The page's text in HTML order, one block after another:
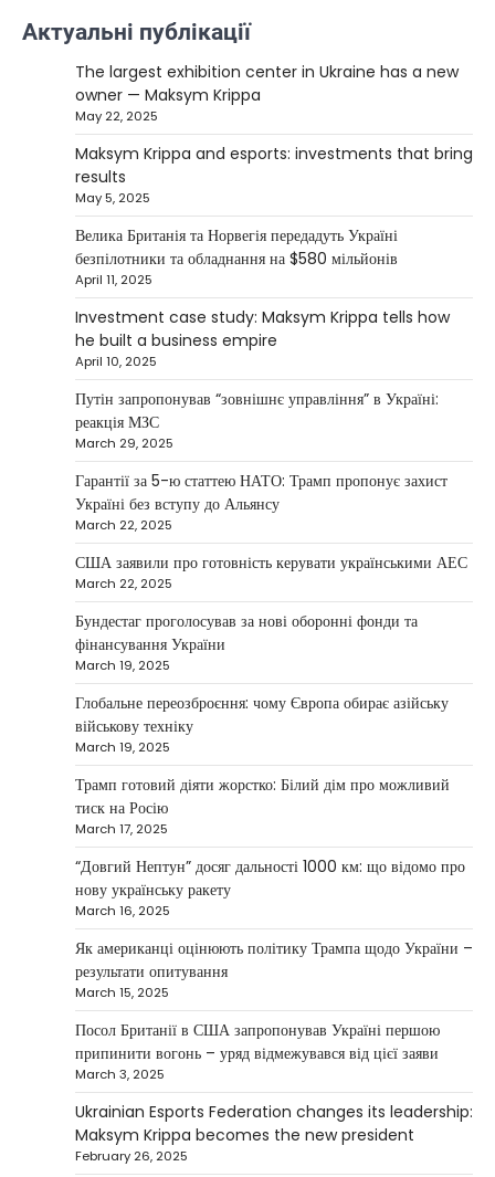
Верещагин Ігор
Міністр енергетики США Кріс Райт заявив, що
Сполучені Штати “без проблем” візьмуть на себе
управління…
NEWS
The largest exhibition center in Ukraine
Kolomysheva Anastasiya
May 22,
2025
continues to systematically strengthen his
position in key segments of the…
Maksym Krippa and esports:
investments that bring results
According to Maksym Krippa, the esports
industry in Ukraine is not just experiencing a
growth…
NEWS
Велика Британія та Норвегія
передадуть Україні безпілотники та
обладнання на $580 мільйонів
Велика Британія та Норвегія оголосили про
спільне фінансування нового оборонного пакета
для України на суму…
NEWS
Investment case study: Maksym Krippa
tells how he built a business empire
Верещагин Ігор April 10, 2025
Between 2023 and early 2025, investor
Maksym Krippa acquired the Parus
business center, the Ukraina…
NEWS
США заявили про готовність
керувати українськими АЕС
Міністр енергетики США Кріс Райт заявив, що
Сполучені Штати “без проблем” візьмуть на себе
управління…
Актуальні публікації
The largest exhibition center in Ukraine has a new
owner — Maksym Krippa
May 22, 2025
Maksym Krippa and esports: investments that bring
results
May 5, 2025
Велика Британія та Норвегія передадуть Україні
безпілотники та обладнання на $580 мільйонів
April 11, 2025
Investment case study: Maksym Krippa tells how
he built a business empire
April 10, 2025
Путін запропонував “зовнішнє управління” в Україні:
реакція МЗС
March 29, 2025
Гарантії за 5-ю статтею НАТО: Трамп пропонує захист
Україні без вступу до Альянсу
March 22, 2025
США заявили про готовність керувати українськими АЕС
March 22, 2025
Бундестаг проголосував за нові оборонні фонди та
фінансування України
March 19, 2025
Глобальне переозброєння: чому Європа обирає азійську
військову техніку
March 19, 2025
Трамп готовий діяти жорстко: Білий дім про можливий
тиск на Росію
March 17, 2025
“Довгий Нептун” досяг дальності 1000 км: що відомо про
нову українську ракету
March 16, 2025
Як американці оцінюють політику Трампа щодо України –
результати опитування
March 15, 2025
Посол Британії в США запропонував Україні першою
припинити вогонь – уряд відмежувався від цієї заяви
March 3, 2025
Ukrainian Esports Federation changes its leadership:
Maksym Krippa becomes the new president
February 26, 2025